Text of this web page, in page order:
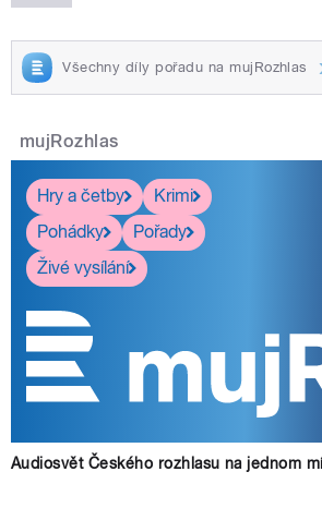
Všechny díly pořadu na mujRozhlas
mujRozhlas
Hry a četby
Krimi
Pohádky
Pořady
Živé vysílání
Audiosvět Českého rozhlasu na jednom